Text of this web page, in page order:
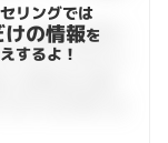
、あなたに向い
アドバイザーと
リングでは
けの情報を
するよ！